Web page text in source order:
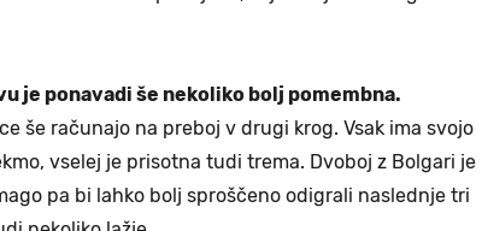
je ponavadi še nekoliko bolj pomembna.
še računajo na preboj v drugi krog. Vsak ima svojo
vselej je prisotna tudi trema. Dvoboj z Bolgari je
pa bi lahko bolj sproščeno odigrali naslednje tri